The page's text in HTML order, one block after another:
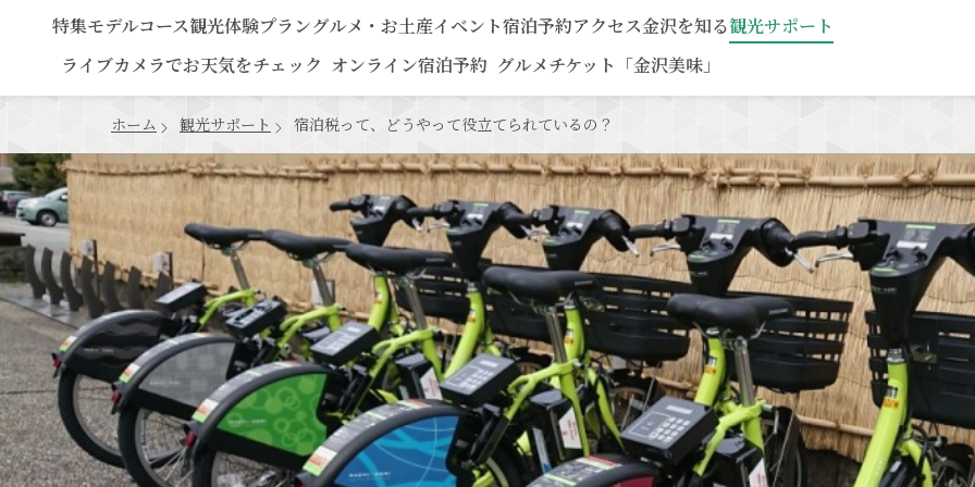
特集モデルコース観光体験プラングルメ・お土産イベント宿泊予約アクセス金沢を知る観光サポート
ライブカメラでお天気をチェック オンライン宿泊予約 グルメチケット「金沢美味」
ホーム 観光サポート 宿泊税って、どうやって役立てられているの？